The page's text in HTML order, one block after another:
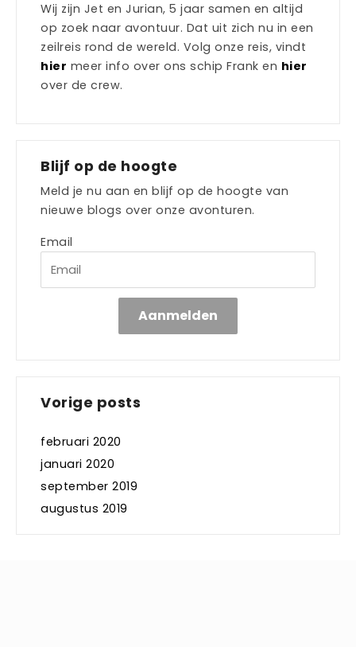
Wij zijn Jet en Jurian, 5 jaar samen en altijd
op zoek naar avontuur. Dat uit zich nu in een
zeilreis rond de wereld. Volg onze reis, vindt
hier meer info over ons schip Frank en hier
over de crew.
Blijf op de hoogte
Meld je nu aan en blijf op de hoogte van
nieuwe blogs over onze avonturen.
Email
Aanmelden
Vorige posts
februari 2020
januari 2020
september 2019
augustus 2019